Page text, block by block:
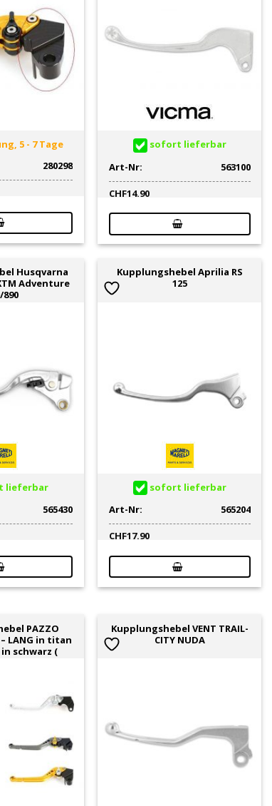
5 - 7 Tage
280298
sofort lieferbar
Art-Nr:
563100
CHF14.90
Husqvarna
Adventure
890
lieferbar
565430
Kupplungshebel Aprilia RS
125
sofort lieferbar
Art-Nr:
565204
CHF17.90
PAZZO
– LANG in titan
schwarz (
Kupplungshebel VENT TRAIL-
CITY NUDA